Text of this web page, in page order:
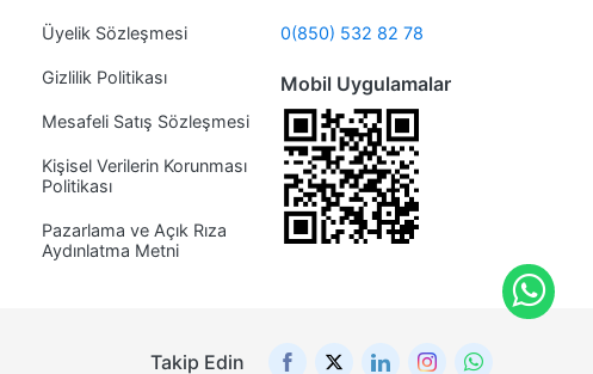
Üyelik Sözleşmesi
Gizlilik Politikası
Mesafeli Satış Sözleşmesi
Kişisel Verilerin Korunması
Politikası
Pazarlama ve Açık Rıza
Aydınlatma Metni
0(850) 532 82 78
Mobil Uygulamalar
Takip Edin